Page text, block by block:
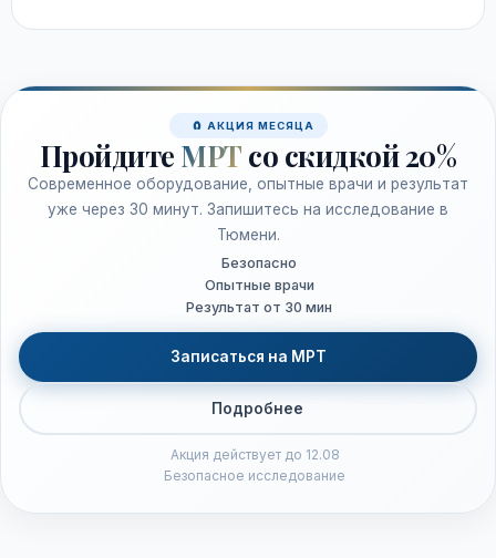
🧲 АКЦИЯ МЕСЯЦА
Пройдите МРТ со скидкой 20%
Современное оборудование, опытные врачи и результат
уже через 30 минут. Запишитесь на исследование в
Тюмени.
Безопасно
Опытные врачи
Результат от 30 мин
Записаться на МРТ
Подробнее
Акция действует до 12.08
Безопасное исследование